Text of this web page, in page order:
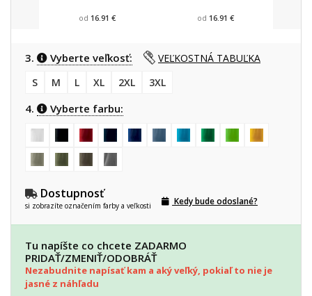
od 16.91 € od 16.91 €
3. Vyberte veľkosť:
VEĽKOSTNÁ TABUĽKA
S
M L XL 2XL 3XL
4. Vyberte farbu:
Dostupnosť
si zobrazíte označením farby a veľkosti Kedy bude odoslané?
Tu napíšte co chcete ZADARMO
PRIDAŤ/ZMENIŤ/ODOBRÁŤ
Nezabudnite napísať kam a aký veľký, pokiaľ to nie je
jasné z náhľadu